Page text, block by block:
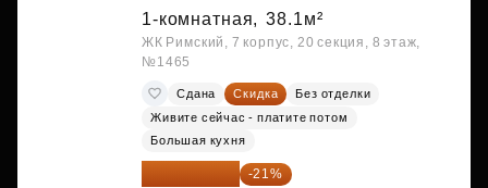
1-комнатная, 38.1м²
ЖК Римский, 7 корпус, 20 секция, 8 этаж,
№1465
Сдана Скидка
Без отделки
Живите сейчас - платите потом
Большая кухня
-21%